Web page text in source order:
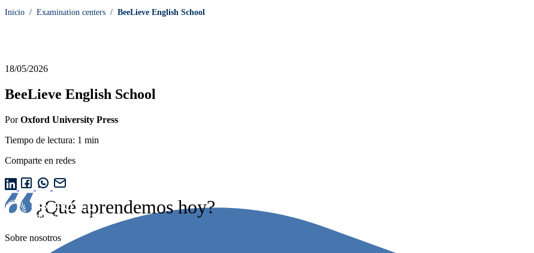
Inicio / Examination centers / BeeLieve English School
18/05/2026
BeeLieve English School
PorOxford University Press
Tiempo de lectura: 1 min
Comparte en redes
¿Qué aprendemos hoy?
Sobre nosotros